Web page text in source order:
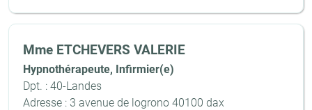
Mme ETCHEVERS VALERIE
Hypnothérapeute, Infirmier(e)
Dpt. : 40-Landes
Adresse : 3 avenue de logrono 40100 dax